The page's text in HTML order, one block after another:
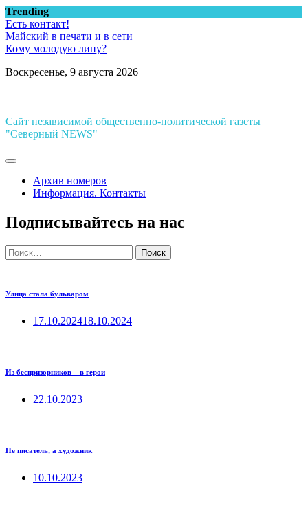
Перейти
к
содержимому
Trending
Есть контакт!
Майский в печати и в сети
Кому молодую липу?
Воскресенье, 9 августа 2026
Сайт независимой общественно-политической газеты
"Северный NEWS"
Архив номеров
Информация. Контакты
Подписывайтесь на нас
Найти:
Улица стала бульваром
17.10.202418.10.2024
Из беспризорников – в герои
22.10.2023
Не писатель, а художник
10.10.2023